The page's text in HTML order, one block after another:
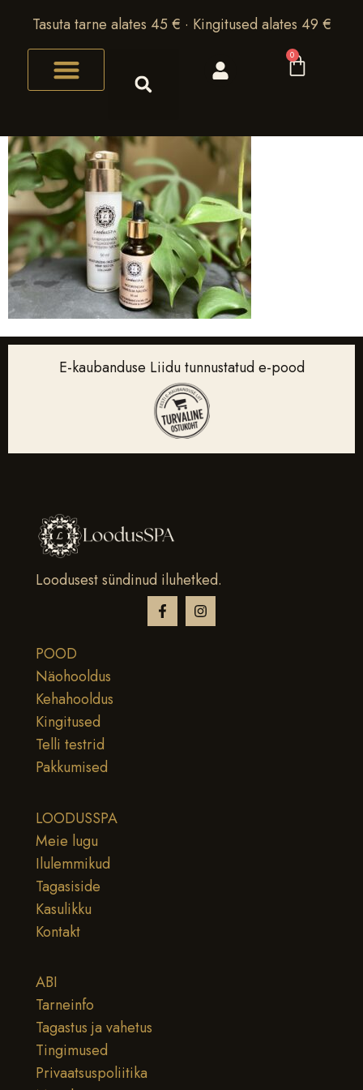
Tasuta tarne alates 45 € · Kingitused alates 49 €
0
E-kaubanduse Liidu tunnustatud e-pood
Loodusest sündinud iluhetked.
POOD
Näohooldus
Kehahooldus
Kingitused
Telli testrid
Pakkumised
LOODUSSPA
Meie lugu
Ilulemmikud
Tagasiside
Kasulikku
Kontakt
ABI
Tarneinfo
Tagastus ja vahetus
Tingimused
Privaatsuspoliitika